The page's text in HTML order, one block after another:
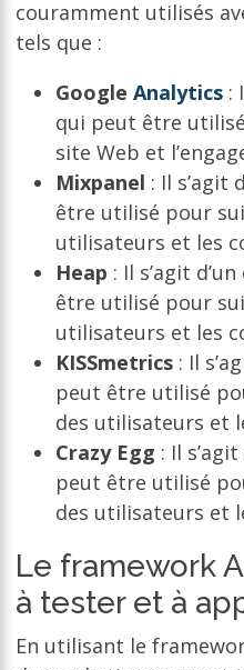
couramment utilisés
tels que :
Google Analytics:
qui peut être
site Web et
Mixpanel : Il s’agit
être utilisé pour
utilisateurs et les
Heap : Il s’agit
être utilisé pour
utilisateurs et les
KISSmetrics: Il
peut être utilisé
des utilisateurs et
Crazy Egg : Il
peut être utilisé
des utilisateurs et
Le framework
à tester et à
En utilisant le